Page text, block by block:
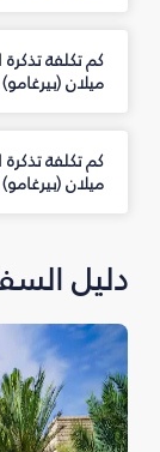
كم تكلفة تذكرة
ميلان
كم تكلفة
ميلان
دليل